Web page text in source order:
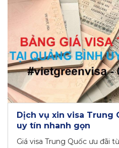
Dịch vụ xin visa Trung
uy tín nhanh gọn
Giá visa Trung Quốc ưu đãi